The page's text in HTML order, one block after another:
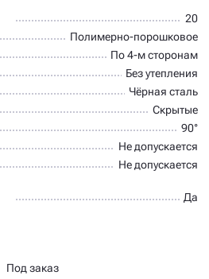
20
Полимерно-порошковое
По 4-м сторонам
Без утепления
Чёрная сталь
Скрытые
90°
Не допускается
Не допускается
Да
Под заказ